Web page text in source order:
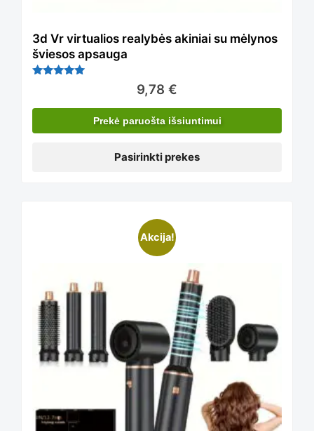
page
3d Vr virtualios realybės akiniai su mėlynos
šviesos apsauga
9,78 €
Prekė paruošta išsiuntimui
Pasirinkti prekes
The
options
may
chosen
on
the
product
Akcija!